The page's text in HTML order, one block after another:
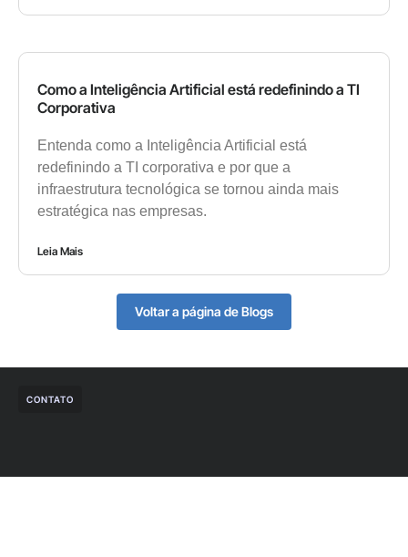
Como a Inteligência Artificial está redefinindo a TI
Corporativa
Entenda como a Inteligência Artificial está
redefinindo a TI corporativa e por que a
infraestrutura tecnológica se tornou ainda mais
estratégica nas empresas.
Leia Mais
Voltar a página de Blogs
CONTATO